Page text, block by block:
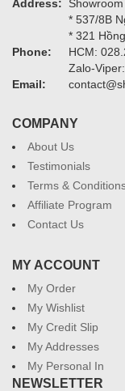
Address:
* 537/8B
* 321
Phone:
HCM:
Zalo-
Email:
COMPANY
About Us
Testimonials
Terms &
Affiliate Program
Contact Us
MY ACCOUNT
My Order
My Wishlist
My Credit Slip
My Addresses
My Personal In
NEWSLETTER